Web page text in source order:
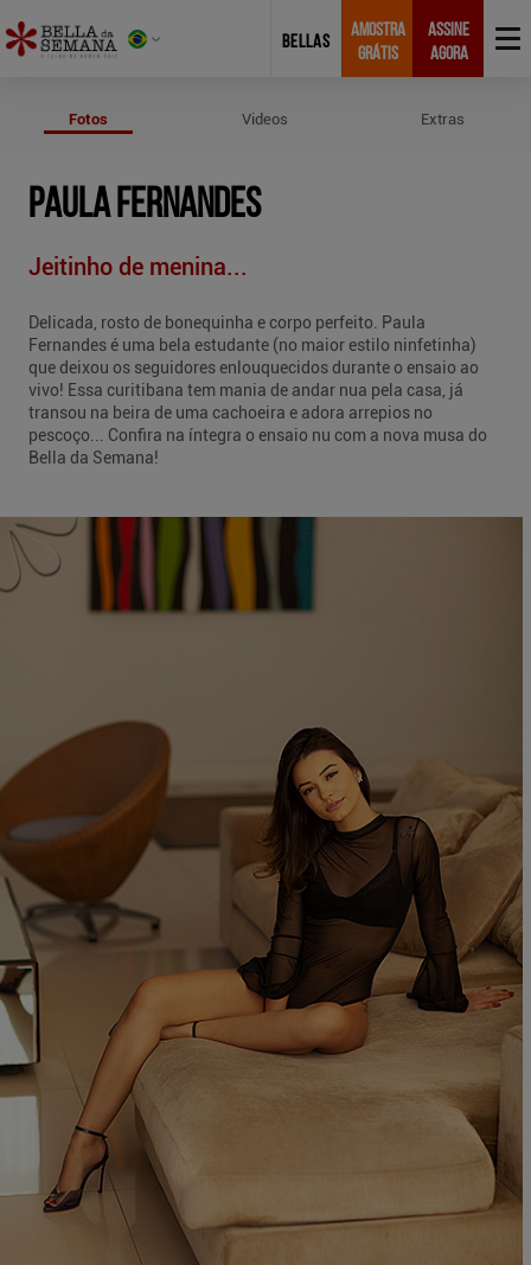
BELLAS
AMOSTRA
GRÁTIS
ASSINE
AGORA
Fotos Videos Extras
PAULA FERNANDES
Jeitinho de menina...
Delicada, rosto de bonequinha e corpo perfeito. Paula
Fernandes é uma bela estudante (no maior estilo ninfetinha)
que deixou os seguidores enlouquecidos durante o ensaio ao
vivo! Essa curitibana tem mania de andar nua pela casa, já
transou na beira de uma cachoeira e adora arrepios no
pescoço... Confira na íntegra o ensaio nu com a nova musa do
Bella da Semana!